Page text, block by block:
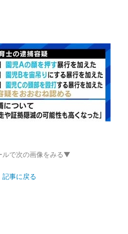
で次の画像をみる▼
記事に戻る